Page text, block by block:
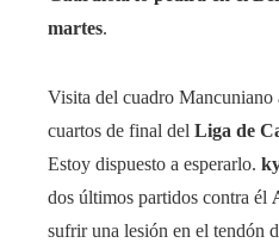
martes.
Visita del cuadro Mancuniano
cuartos de final del Liga de
Estoy dispuesto a esperarlo.
dos últimos partidos contra él
sufrir una lesión en el tendón